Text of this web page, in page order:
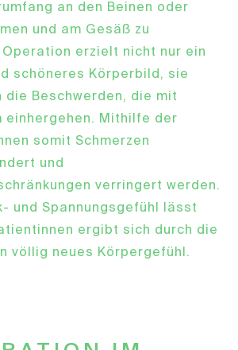
an den Beinen oder
und am Gesäß zu
erzielt nicht nur ein
schöneres Körperbild, sie
die Beschwerden, die mit
einhergehen. Mithilfe der
somit Schmerzen
und
verringert werden.
und Spannungsgefühl lässt
ergibt sich durch die
völlig neues Körpergefühl.